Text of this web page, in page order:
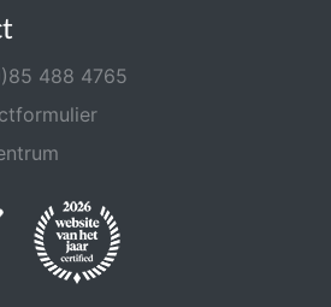
488 4765